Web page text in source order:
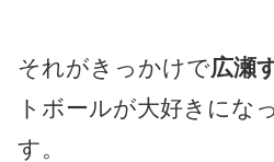
それがきっかけで広瀬
トボールが大好きにな
す。